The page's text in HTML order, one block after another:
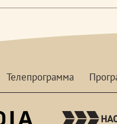
Телепрограмма